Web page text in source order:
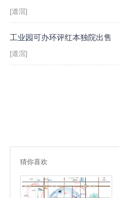
[道滘]
工业园可办环评红本独院出售
[道滘]
猜你喜欢